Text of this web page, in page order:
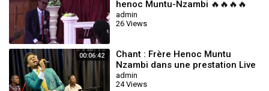
henoc Muntu-Nzambi 🔥🔥🔥🔥
admin
26 Views
00:06:42
Chant : Frère Henoc Muntu
Nzambi dans une prestation Live
à L'Aigle Tabernacle (Mon Ami)
admin
24 Views